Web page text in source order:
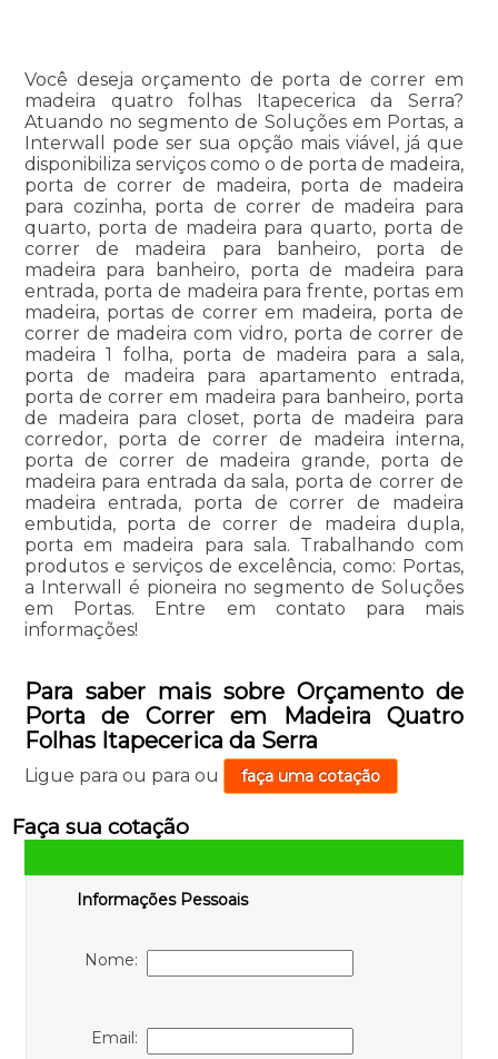
Você deseja orçamento de porta de correr em
madeira quatro folhas Itapecerica da Serra?
Atuando no segmento de Soluções em Portas, a
Interwall pode ser sua opção mais viável, já que
disponibiliza serviços como o de porta de madeira,
porta de correr de madeira, porta de madeira
para cozinha, porta de correr de madeira para
quarto, porta de madeira para quarto, porta de
correr de madeira para banheiro, porta de
madeira para banheiro, porta de madeira para
entrada, porta de madeira para frente, portas em
madeira, portas de correr em madeira, porta de
correr de madeira com vidro, porta de correr de
madeira 1 folha, porta de madeira para a sala,
porta de madeira para apartamento entrada,
porta de correr em madeira para banheiro, porta
de madeira para closet, porta de madeira para
corredor, porta de correr de madeira interna,
porta de correr de madeira grande, porta de
madeira para entrada da sala, porta de correr de
madeira entrada, porta de correr de madeira
embutida, porta de correr de madeira dupla,
porta em madeira para sala. Trabalhando com
produtos e serviços de excelência, como: Portas,
a Interwall é pioneira no segmento de Soluções
em Portas. Entre em contato para mais
informações!
Para saber mais sobre Orçamento de
Porta de Correr em Madeira Quatro
Folhas Itapecerica da Serra
Ligue para ou para ou faça uma cotação
Faça sua cotação
Informações Pessoais
Nome:
Email: